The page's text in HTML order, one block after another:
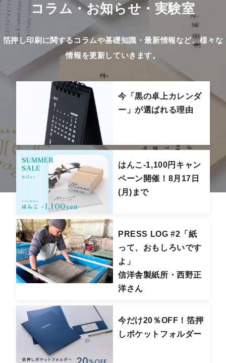
コラム・お知らせ・実験室
箔押し印刷に関するコラムや基礎知識・最新情報など、様々な
情報を更新していきます。
今「黒の卓上カレンダ
ー」が選ばれる理由
はんこ-1,100円キャン
ペーン開催！8月17日
(月)まで
PRESS LOG #2「紙
って、おもしろいです
よ」
信洋舎製紙所・西野正
洋さん
今だけ20％OFF！箔押
しポケットフォルダー